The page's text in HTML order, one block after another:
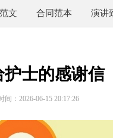
文 合同范本 演讲
护士的感谢信
间：2026-06-15 20:17:26